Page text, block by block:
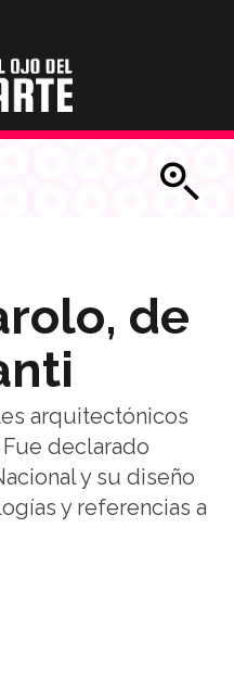
de
arquitectónicos
declarado
y su diseño
y referencias a